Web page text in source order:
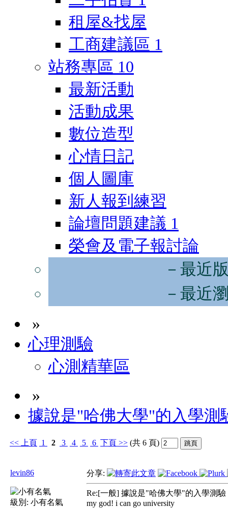
租屋&找屋
工商建議區 1
站務專區 10
最新活動
活動成果
數位造型
心情日記
個人圖庫
新人報到練習
論壇問題建議 1
榮會及電子報討論
－最近
－最近
»
心理測驗
心測精華區
»
據說是"哈佛大學"的入學測
<< 上頁 1 2 3 4 5 6 下頁 >> (共 6 頁)
levin86
級別: 小有名氣
分享:
Re:[一般] 據說是"哈佛大學"的入學測驗
my god! i can go university